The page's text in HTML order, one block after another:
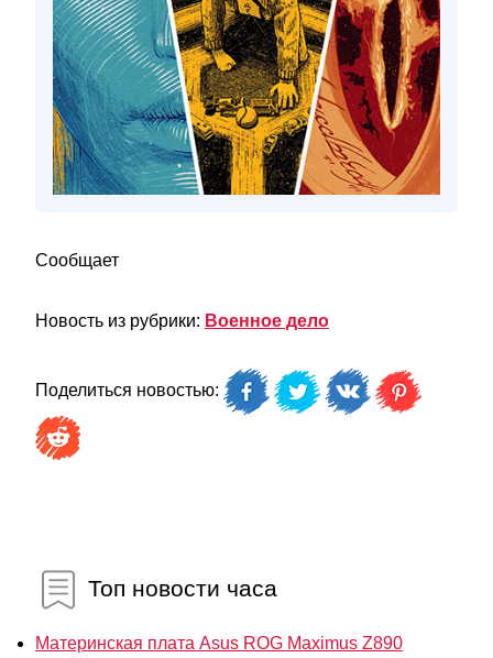
Сообщает
Новость из рубрики: Военное дело
Поделиться новостью:
Топ новости часа
Материнская плата Asus ROG Maximus Z890